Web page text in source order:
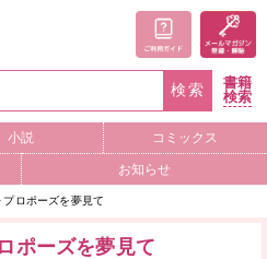
検索
書籍
検索
小説 コミックス
お知らせ
プロポーズを夢見て
ポーズを夢見て